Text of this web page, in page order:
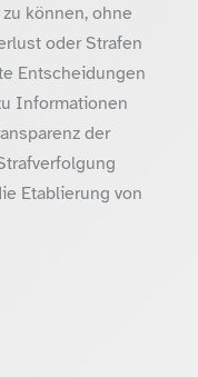
können, ohne
oder Strafen
Entscheidungen
Informationen
der
Etablierung von